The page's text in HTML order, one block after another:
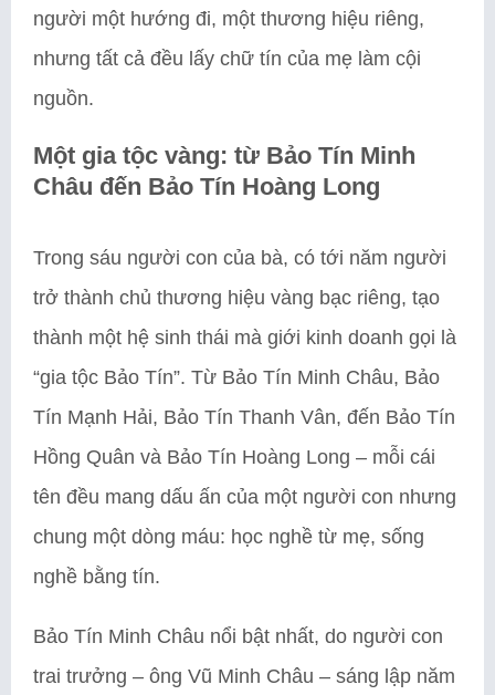
người một hướng đi, một thương hiệu riêng,
nhưng tất cả đều lấy chữ tín của mẹ làm cội
nguồn.
Một gia tộc vàng: từ Bảo Tín Minh
Châu đến Bảo Tín Hoàng Long
Trong sáu người con của bà, có tới năm người
trở thành chủ thương hiệu vàng bạc riêng, tạo
thành một hệ sinh thái mà giới kinh doanh gọi là
“gia tộc Bảo Tín”. Từ Bảo Tín Minh Châu, Bảo
Tín Mạnh Hải, Bảo Tín Thanh Vân, đến Bảo Tín
Hồng Quân và Bảo Tín Hoàng Long – mỗi cái
tên đều mang dấu ấn của một người con nhưng
chung một dòng máu: học nghề từ mẹ, sống
nghề bằng tín.
Bảo Tín Minh Châu nổi bật nhất, do người con
trai trưởng – ông Vũ Minh Châu – sáng lập năm